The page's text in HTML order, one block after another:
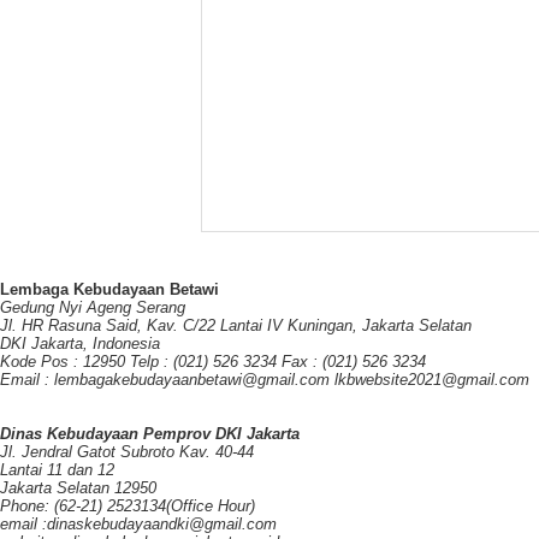
Lembaga Kebudayaan Betawi
Gedung Nyi Ageng Serang
Jl. HR Rasuna Said, Kav. C/22 Lantai IV Kuningan, Jakarta Selatan
DKI Jakarta, Indonesia
Kode Pos : 12950 Telp : (021) 526 3234 Fax : (021) 526 3234
Email : lembagakebudayaanbetawi@gmail.com lkbwebsite2021@gmail.com
Dinas Kebudayaan Pemprov DKI Jakarta
Jl. Jendral Gatot Subroto Kav. 40-44
Lantai 11 dan 12
Jakarta Selatan 12950
Phone: (62-21) 2523134(Office Hour)
email :dinaskebudayaandki@gmail.com